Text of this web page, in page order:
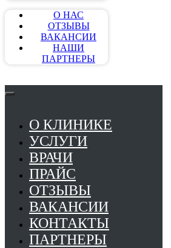
О НАС
ОТЗЫВЫ
ВАКАНСИИ
НАШИ
ПАРТНЕРЫ
О КЛИНИКЕ
УСЛУГИ
ВРАЧИ
ПРАЙС
ОТЗЫВЫ
ВАКАНСИИ
КОНТАКТЫ
ПАРТНЕРЫ